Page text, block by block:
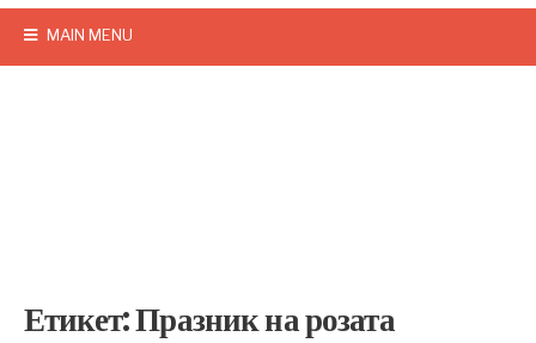
MAIN MENU
Етикет:Празник на розата